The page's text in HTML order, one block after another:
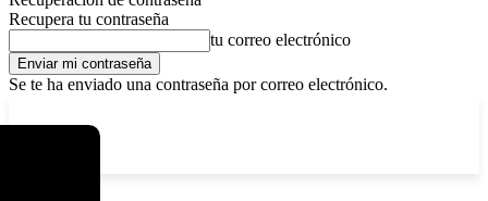
Recupera tu contraseña
tu correo electrónico
Se te ha enviado una contraseña por correo electrónico.